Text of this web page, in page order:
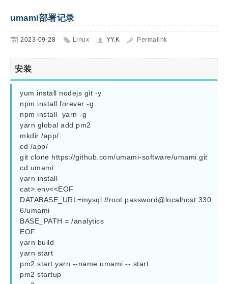
umami部署记录
2023-09-28 Linux YY.K Permalink
安装
yum install nodejs git -y
npm install forever -g
npm install  yarn -g
yarn global add pm2
mkdir /app/
cd /app/
git clone https://github.com/umami-software/umami.git
cd umami
yarn install
cat>.env<<EOF
DATABASE_URL=mysql://root:password@localhost:330
6/umami
BASE_PATH = /analytics
EOF
yarn build
yarn start
pm2 start yarn --name umami -- start
pm2 startup